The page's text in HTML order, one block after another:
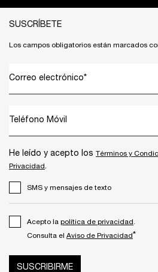
SUSCRÍBETE
Los campos obligatorios están marcados
Correo electrónico*
Teléfono Móvil
He leído y acepto los Términos y
Privacidad.
SMS y mensajes de texto
Acepto la política de privacidad
Consulta el Aviso de Privacidad*
SUSCRIBIRME